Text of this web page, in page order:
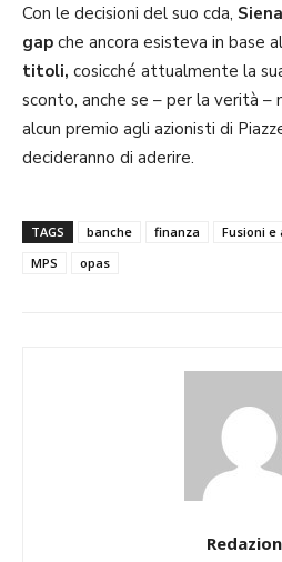
Con le decisioni del suo cda,
gap che ancora esisteva in base
titoli, cosicché attualmente la
sconto, anche se – per la verità
alcun premio agli azionisti di
decideranno di aderire.
TAGS banche finanza Fusioni e
MPS
opas